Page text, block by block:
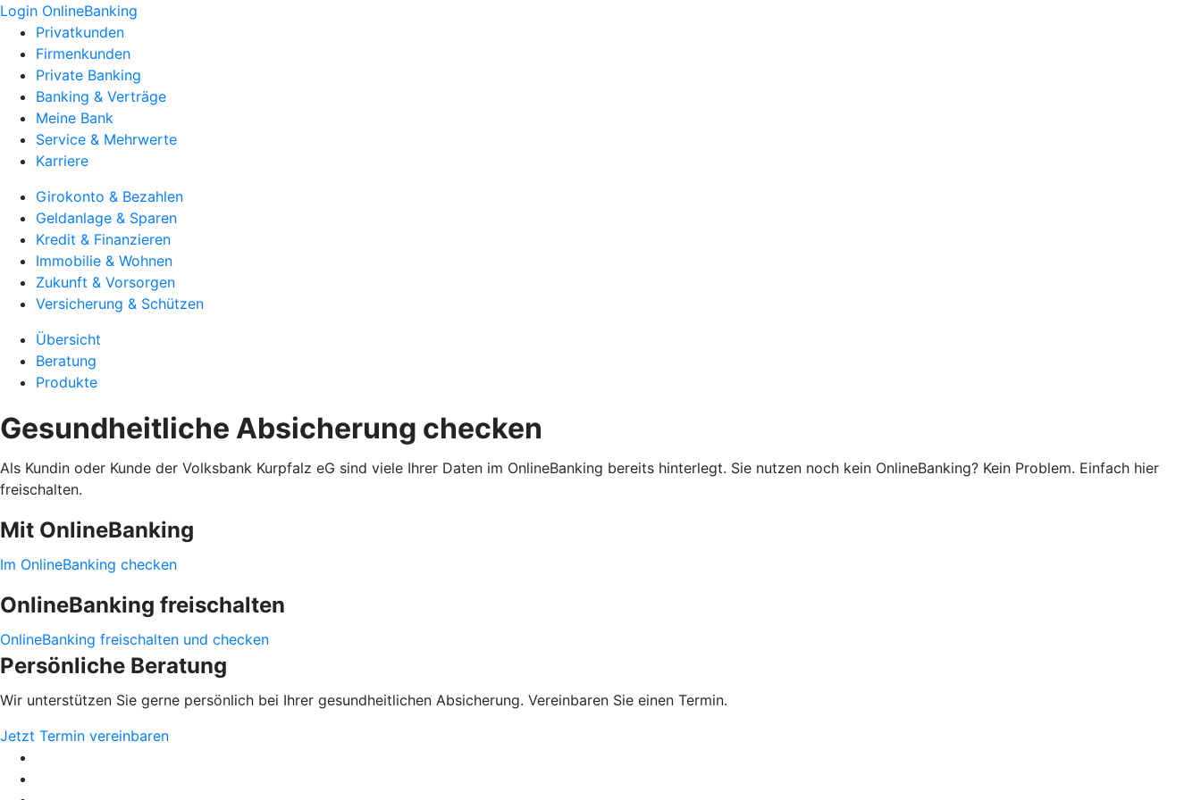
Login OnlineBanking
Privatkunden
Firmenkunden
Private Banking
Banking & Verträge
Meine Bank
Service & Mehrwerte
Karriere
Girokonto & Bezahlen
Geldanlage & Sparen
Kredit & Finanzieren
Immobilie & Wohnen
Zukunft & Vorsorgen
Versicherung & Schützen
Übersicht
Beratung
Produkte
Gesundheitliche Absicherung checken
Als Kundin oder Kunde der Volksbank Kurpfalz eG sind viele Ihrer Daten im OnlineBanking bereits hinterlegt. Sie nutzen noch kein OnlineBanking? Kein Problem. Einfach hier
freischalten.
Mit OnlineBanking
Im OnlineBanking checken
OnlineBanking freischalten
OnlineBanking freischalten und checken
Persönliche Beratung
Wir unterstützen Sie gerne persönlich bei Ihrer gesundheitlichen Absicherung. Vereinbaren Sie einen Termin.
Jetzt Termin vereinbaren